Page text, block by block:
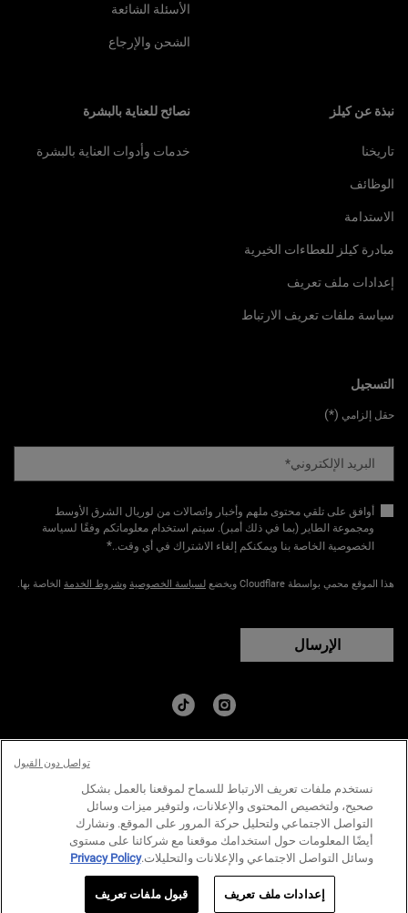
+ 119.00 ﷼ يُرجى إخطاري
الأسئلة الشائعة
الشحن والإرجاع
نبذة عن كيلز
تاريخنا
الوظائف
الاستدامة
مبادرة كيلز للعطاءات الخيرية
إعدادات ملف تعريف
سياسة ملفات تعريف الارتباط
نصائح للعناية بالبشرة
خدمات وأدوات العناية بالبشرة
التسجيل
حقل إلزامي (*)
البريد الإلكتروني*
أوافق على تلقي محتوى ملهم وأخبار واتصالات من لوريال الشرق الأوسط
ومجموعة الطاير (بما في ذلك أمبر). سيتم استخدام معلوماتكم وفقًا لسياسة
الخصوصية الخاصة بنا ويمكنكم إلغاء الاشتراك في أي وقت.​.
*
هذا الموقع محمي بواسطة Cloudflare ويخضع لسياسة الخصوصية وشروط الخدمة الخاصة بها.
الإرسال
© كيلز منذ عام ١٨٥١ | جميع الحقوق محفوظة.
سياسة الخصوصية الشروط والاحكام خارطة الموقع
نستخدم ملفات تعريف الارتباط للسماح لموقعنا بالعمل بشكل
صحيح، ولتخصيص المحتوى والإعلانات، ولتوفير ميزات وسائل
التواصل الاجتماعي ولتحليل حركة المرور على الموقع. ونشارك
أيضًا المعلومات حول استخدامك موقعنا مع شركائنا على مستوى
وسائل التواصل الاجتماعي والإعلانات والتحليلات.Privacy Policy
إعدادات ملف تعريف قبول ملفات تعريف
تواصل دون القبول